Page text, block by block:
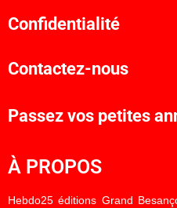
Confidentialité
Contactez-nous
Passez vos petites
À PROPOS
Hebdo25 éditions Grand